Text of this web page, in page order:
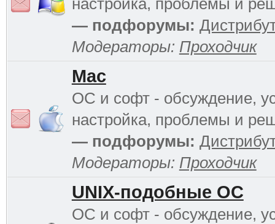
настройка, проблемы и
— подфорумы:
Модераторы: Проходчик
Mac
ОС и софт - обсуждение,
настройка, проблемы и
— подфорумы:
Модераторы: Проходчик
UNIX-подобные ОС
ОС и софт - обсуждение,